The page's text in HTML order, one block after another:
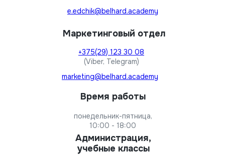
понедельник-пятница,
10:00 - 18:00
Время работы
Администрация,
учебные классы
e.edchik@belhard.academy
marketing@belhard.academy
+375(29) 123 30 08
(Viber, Telegram)
Маркетинговый отдел